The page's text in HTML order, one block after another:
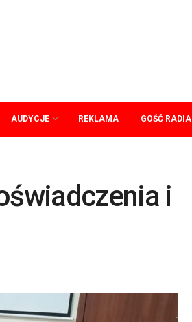
AUDYCJE REKLAMA GOŚĆ RADIA
i